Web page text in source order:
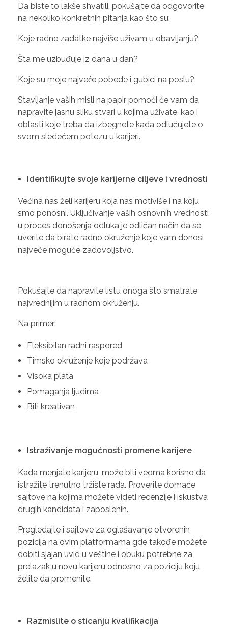
Da biste to lakše shvatili, pokušajte da odgovorite
na nekoliko konkretnih pitanja kao što su:
Koje radne zadatke najviše uživam u obavljanju?
Šta me uzbuđuje iz dana u dan?
Koje su moje najveće pobede i gubici na poslu?
Stavljanje vaših misli na papir pomoći će vam da
napravite jasnu sliku stvari u kojima uživate, kao i
oblasti koje treba da izbegnete kada odlučujete o
svom sledećem potezu u karijeri.
Identifikujte svoje karijerne ciljeve i vrednosti
Većina nas želi karijeru koja nas motiviše i na koju
smo ponosni. Uključivanje vaših osnovnih vrednosti
u proces donošenja odluka je odličan način da se
uverite da birate radno okruženje koje vam donosi
najveće moguće zadovoljstvo.
Pokušajte da napravite listu onoga što smatrate
najvrednijim u radnom okruženju.
Na primer:
Fleksibilan radni raspored
Timsko okruženje koje podržava
Visoka plata
Pomaganja ljudima
Biti kreativan
Istraživanje mogućnosti promene karijere
Kada menjate karijeru, može biti veoma korisno da
istražite trenutno tržište rada. Proverite domaće
sajtove na kojima možete videti recenzije i iskustva
drugih kandidata i zaposlenih.
Pregledajte i sajtove za oglašavanje otvorenih
pozicija na ovim platformama gde takođe možete
dobiti sjajan uvid u veštine i obuku potrebne za
prelazak u novu karijeru odnosno za poziciju koju
želite da promenite.
Razmislite o sticanju kvalifikacija